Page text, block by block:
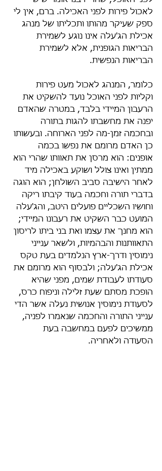
לאכול פירות לפני האכילה. ברם, אין לי
ספק שעיקר מהותו ותכליתו של מנהג
אכילת הג'עלה אינו נוגע לשמירת
הבריאות הגופנית, אלא לשמירת
הבריאות הנפשית.
כלומר, המנהג לאכול מעט פירות
וקליות לפני האוכל נועד להשקיט את
הרעבון המיידי בלבד, במטרה שהאדם
יפנה את מחשבתו להגות בתורה
ובחכמה זמן-מה לפני הארוחה. ובעשותו
כן האדם מרומם את נפשו בכמה
אופנים: הוא מרסן את תאוותו שהרי הוא
ממתין ואינו צולל ושוקע באכילה מיד
לאחר הישיבה סביב השולחן; הוא הוגה
בדברי תורה וחכמה בעוד קיבתו ריקה
וחושיו השכליים פועלים היטב, והג'עלה
המועט כבר השקיט את רעבונו המיידי;
הוא מחנך את עצמו ואת בני ביתו לריסון
התאוותנות והבהמיות, ולשאר ענייני
נימוסין ודרך-ארץ הנלמדים בעת טקס
אכילת הג'עלה; ולבסוף הוא מרומם את
סעודתו לעבודת שמים, מפני שהיא
הופכת מסתם שעת זלילה וניפוח כרס,
לסעודת נימוסין אנושית נעלה אשר הדי
ענייני התורה והחכמה שנאמרו לפניה,
ממשיכים לפעם במחשבה בעת
הסעודה ולאחריה.